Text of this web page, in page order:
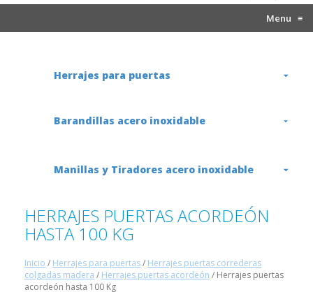
Menu ≡
Herrajes para puertas
Barandillas acero inoxidable
Manillas y Tiradores acero inoxidable
HERRAJES PUERTAS ACORDEÓN
HASTA 100 KG
Inicio / Herrajes para puertas/ Herrajes puertas correderas
colgadas madera / Herrajes puertas acordeón / Herrajes puertas
acordeón hasta 100 Kg